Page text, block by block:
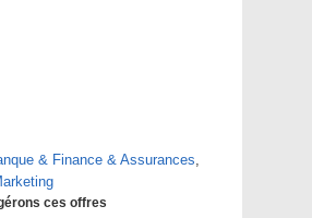
& Finance & Assurances,
ces offres